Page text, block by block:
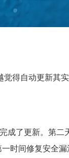
得自动更新其实
了更新。第
时间修复安全